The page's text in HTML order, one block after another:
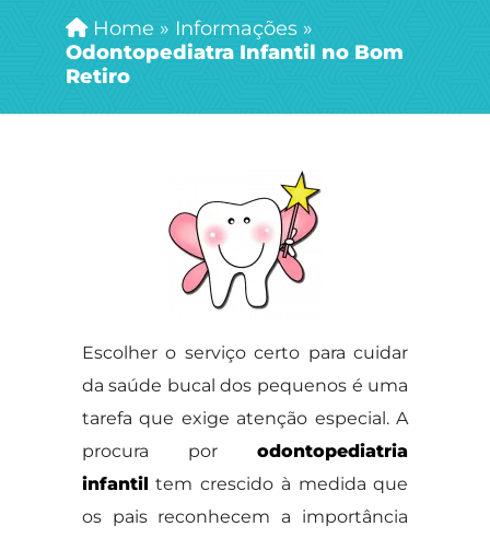
Home » Informações »
Odontopediatra Infantil no Bom
Retiro
Escolher o serviço certo para cuidar
da saúde bucal dos pequenos é uma
tarefa que exige atenção especial. A
procura porodontopediatria
infantil tem crescido à medida que
os pais reconhecem a importância